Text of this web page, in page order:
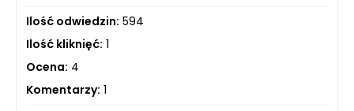
Ilość odwiedzin: 594
Ilość kliknięć: 1
Ocena: 4
Komentarzy: 1